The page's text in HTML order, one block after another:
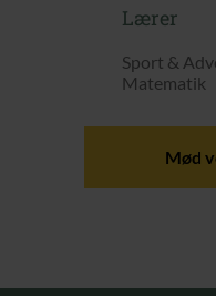
Lærer
Sport &
Matematik
Mød